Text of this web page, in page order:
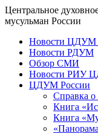
Центральное
мусульман России
Новости ЦДУМ
Новости РДУМ
Обзор СМИ
Новости РИУ
ЦДУМ России
Справка
Книга
Книга